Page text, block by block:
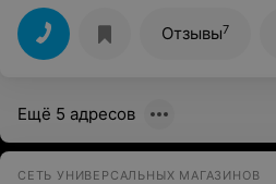
Обслуживание просто
всегда разговаривает по
впечатление что я прихожу к ней
холодильнике. Не место таким
Отзывы7
Ещё 5 адресов
СЕТЬ УНИВЕРСАЛЬНЫХ МАГАЗИНОВ